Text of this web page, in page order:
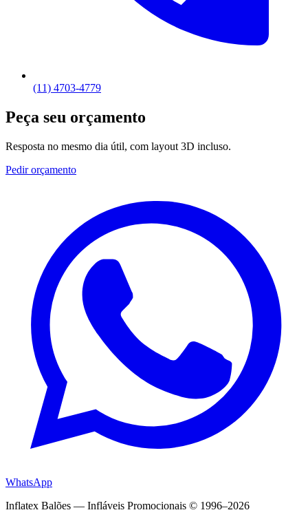
(11) 4703-4779
Peça seu orçamento
Resposta no mesmo dia útil, com layout 3D incluso.
Pedir orçamento
WhatsApp
Inflatex Balões — Infláveis Promocionais © 1996–2026